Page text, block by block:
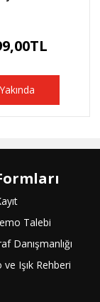
Yakında
Talebi
Danışmanlığı
ve Işık Rehberi